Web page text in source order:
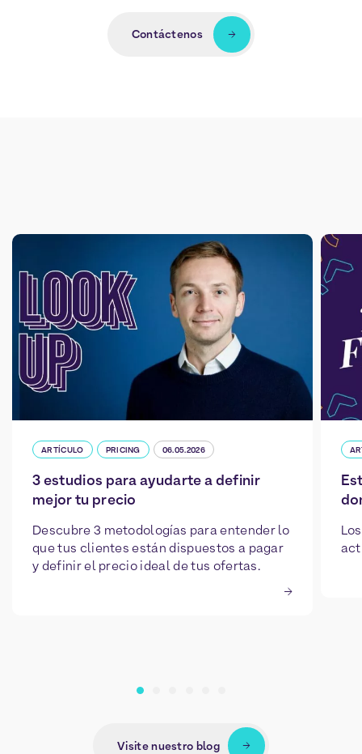
Contáctenos
ARTÍCULO PRICING 06.05.2026
3 estudios para ayudarte a definir
mejor tu precio
Descubre 3 metodologías para entender lo
que tus clientes están dispuestos a pagar
y definir el precio ideal de tus ofertas.
Visite nuestro blog